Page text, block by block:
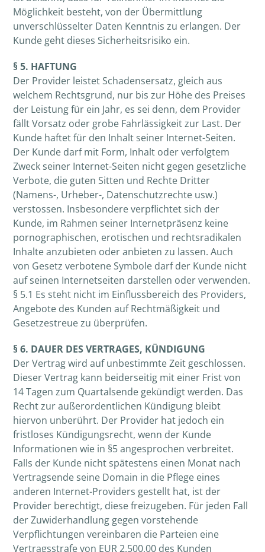
Möglichkeit besteht, von der Übermittlung
unverschlüsselter Daten Kenntnis zu erlangen. Der
Kunde geht dieses Sicherheitsrisiko ein.
§ 5. HAFTUNG
Der Provider leistet Schadensersatz, gleich aus
welchem Rechtsgrund, nur bis zur Höhe des Preises
der Leistung für ein Jahr, es sei denn, dem Provider
fällt Vorsatz oder grobe Fahrlässigkeit zur Last. Der
Kunde haftet für den Inhalt seiner Internet-Seiten.
Der Kunde darf mit Form, Inhalt oder verfolgtem
Zweck seiner Internet-Seiten nicht gegen gesetzliche
Verbote, die guten Sitten und Rechte Dritter
(Namens-, Urheber-, Datenschutzrechte usw.)
verstossen. Insbesondere verpflichtet sich der
Kunde, im Rahmen seiner Internetpräsenz keine
pornographischen, erotischen und rechtsradikalen
Inhalte anzubieten oder anbieten zu lassen. Auch
von Gesetz verbotene Symbole darf der Kunde nicht
auf seinen Internetseiten darstellen oder verwenden.
§ 5.1 Es steht nicht im Einflussbereich des Providers,
Angebote des Kunden auf Rechtmäßigkeit und
Gesetzestreue zu überprüfen.
§ 6. DAUER DES VERTRAGES, KÜNDIGUNG
Der Vertrag wird auf unbestimmte Zeit geschlossen.
Dieser Vertrag kann beiderseitig mit einer Frist von
14 Tagen zum Quartalsende gekündigt werden. Das
Recht zur außerordentlichen Kündigung bleibt
hiervon unberührt. Der Provider hat jedoch ein
fristloses Kündigungsrecht, wenn der Kunde
Informationen wie in §5 angesprochen verbreitet.
Falls der Kunde nicht spätestens einen Monat nach
Vertragsende seine Domain in die Pflege eines
anderen Internet-Providers gestellt hat, ist der
Provider berechtigt, diese freizugeben. Für jeden Fall
der Zuwiderhandlung gegen vorstehende
Verpflichtungen vereinbaren die Parteien eine
Vertragsstrafe von EUR 2.500,00 des Kunden